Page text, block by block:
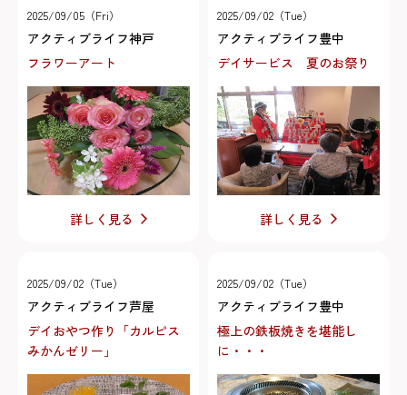
2025/09/05（Fri）
アクティブライフ神戸
フラワーアート
詳しく見る
2025/09/02（Tue）
アクティブライフ豊中
デイサービス 夏のお祭り
詳しく見る
2025/09/02（Tue）
アクティブライフ芦屋
デイおやつ作り「カルピス
みかんゼリー」
2025/09/02（Tue）
アクティブライフ豊中
極上の鉄板焼きを堪能し
に・・・